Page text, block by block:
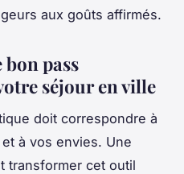
aux goûts affirmés.
pass
séjour en ville
doit correspondre à
à vos envies. Une
transformer cet outil